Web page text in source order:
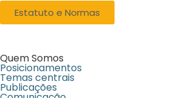
Estatuto e Normas
Quem Somos
Posicionamentos
Temas centrais
Publicações